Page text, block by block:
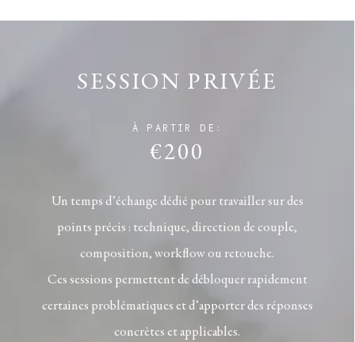
SESSION PRIVÉE
À PARTIR DE:
€200
Un temps d’échange dédié pour travailler sur des
points précis : technique, direction de couple,
composition, workflow ou retouche.
Ces sessions permettent de débloquer rapidement
certaines problématiques et d’apporter des réponses
concrètes et applicables.